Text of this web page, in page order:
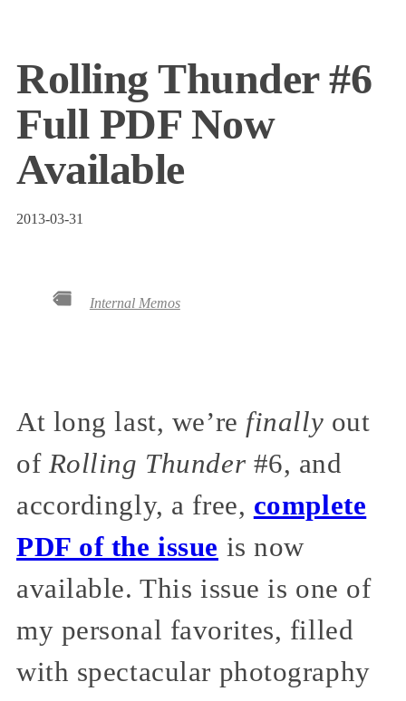
Rolling Thunder #6
Full PDF Now
Available
2013-03-31
Internal Memos
At long last, we’re finally out
of Rolling Thunder #6, and
accordingly, a free, complete
PDF of the issue is now
available. This issue is one of
my personal favorites, filled
with spectacular photography